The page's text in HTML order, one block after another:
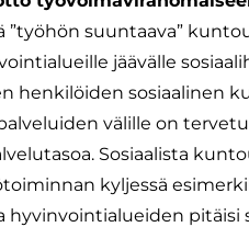
”työhön suuntaava”
jäävälle
henkilöiden sosiaalinen
välille on
Sosiaalista
kyljessä
hyvinvointialueiden